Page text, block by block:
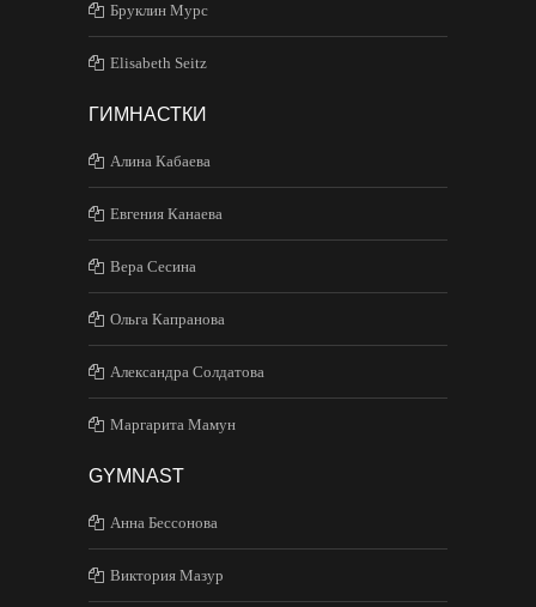
Бруклин Мурс
Elisabeth Seitz
ГИМНАСТКИ
Алина Кабаева
Евгения Канаева
Вера Сесина
Ольга Капранова
Александра Солдатова
Маргарита Мамун
GYMNAST
Анна Бессонова
Виктория Мазур